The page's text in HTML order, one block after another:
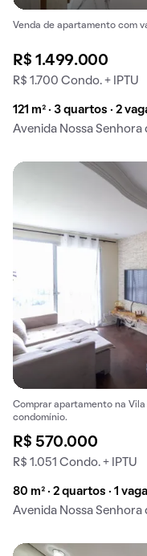
Venda de apartamento com
R$ 1.499.000
R$ 1.700 Condo. + IPTU
121 m² · 3 quartos · 2
Avenida Nossa Senhora
Comprar apartamento na
condomínio.
R$ 570.000
R$ 1.051 Condo. + IPTU
80 m² · 2 quartos · 1 vaga
Avenida Nossa Senhora